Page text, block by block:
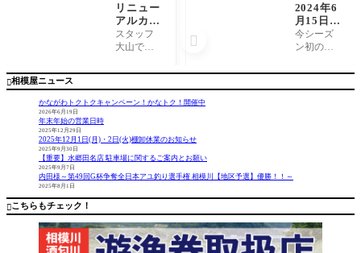
相模屋ニュース
かながわトクトクキャンペーン！かなトク！開催中
2026年6月19日
年末年始の営業日時
2025年12月29日
2025年12月1日(月)・2日(火)棚卸休業のお知らせ
2025年9月30日
【重要】水郷田名店 駐車場に関するご案内とお願い
2025年9月7日
内田様～第49回G杯争奪全日本アユ釣り選手権 相模川【地区予選】優勝！！～
2025年8月1日
こちらもチェック！
リニュー
アルカラ
ー入荷！
ジャンプ
『ぶっ飛
S』
スタッフ
大山で
飛び君95S
ーアルカ
た。 ま
カラーも
入ってい
お早め
に！！ ぶ
っ飛
2024年6
月15日
（土）相
模川釣
毛鉤釣
今シーズ
ン初の鮎
し毛鉤か
タントに1
匹1匹
